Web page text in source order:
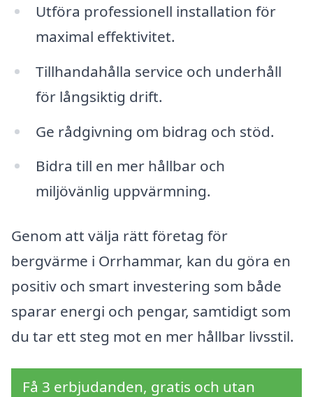
Utföra professionell installation för
maximal effektivitet.
Tillhandahålla service och underhåll
för långsiktig drift.
Ge rådgivning om bidrag och stöd.
Bidra till en mer hållbar och
miljövänlig uppvärmning.
Genom att välja rätt företag för
bergvärme i Orrhammar, kan du göra en
positiv och smart investering som både
sparar energi och pengar, samtidigt som
du tar ett steg mot en mer hållbar livsstil.
Få 3 erbjudanden, gratis och utan